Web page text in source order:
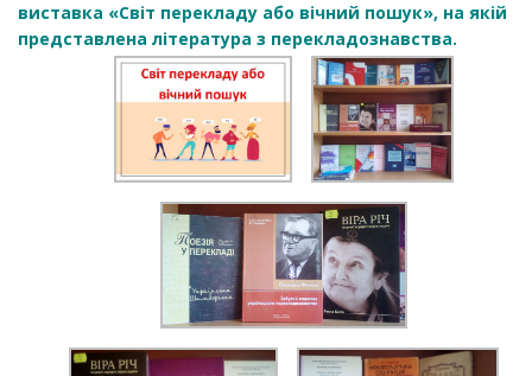
виставка «Світ перекладу або вічний пошук», на якій
представлена література з перекладознавства.